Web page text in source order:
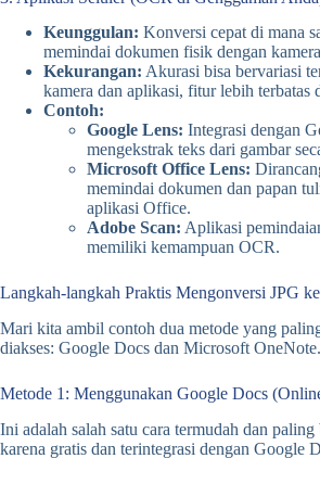
Keunggulan: Konversi cepat di mana
memindai dokumen fisik dengan
Kekurangan: Akurasi bisa bervariasi
kamera dan aplikasi, fitur lebih terbatas
Contoh:
Google Lens: Integrasi dengan
mengekstrak teks dari gambar
Microsoft Office Lens:
memindai dokumen dan papan
aplikasi Office.
Adobe Scan: Aplikasi
memiliki kemampuan OCR.
Langkah-langkah Praktis Mengonversi JPG
Mari kita ambil contoh dua metode yang
diakses: Google Docs dan Microsoft OneNote.
Metode 1: Menggunakan Google Docs
Ini adalah salah satu cara termudah dan
karena gratis dan terintegrasi dengan Google